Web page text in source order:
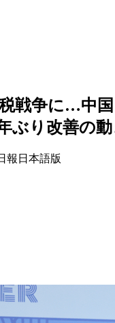
税戦争に…中
ぶり改善の動
報日本語版